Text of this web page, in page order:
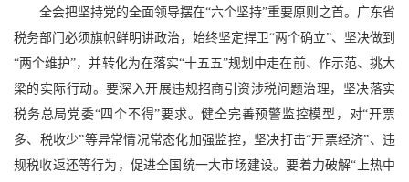
全会把坚持党的全面领导摆在“六个坚持”重要原则之首。广东省
税务部门必须旗帜鲜明讲政治，始终坚定捍卫“两个确立”、坚决做到
“两个维护”，并转化为在落实“十五五”规划中走在前、作示范、挑大
梁的实际行动。要深入开展违规招商引资涉税问题治理，坚决落实
税务总局党委“四个不得”要求。健全完善预警监控模型，对“开票
多、税收少”等异常情况常态化加强监控，坚决打击“开票经济”、违
规税收返还等行为，促进全国统一大市场建设。要着力破解“上热中